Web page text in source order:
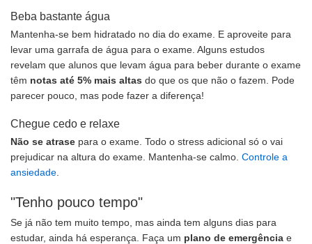
Beba bastante água
Mantenha-se bem hidratado no dia do exame. E aproveite para
levar uma garrafa de água para o exame. Alguns estudos
revelam que alunos que levam água para beber durante o exame
têm notas até 5% mais altas do que os que não o fazem. Pode
parecer pouco, mas pode fazer a diferença!
Chegue cedo e relaxe
Não se atrase para o exame. Todo o stress adicional só o vai
prejudicar na altura do exame. Mantenha-se calmo. Controle a
ansiedade
"Tenho pouco tempo"
Se já não tem muito tempo, mas ainda tem alguns dias para
estudar, ainda há esperança. Faça um plano de emergência e